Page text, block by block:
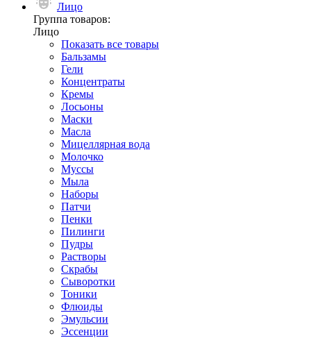
Лицо
Группа товаров:
Лицо
Показать все товары
Бальзамы
Гели
Концентраты
Кремы
Лосьоны
Маски
Масла
Мицеллярная вода
Молочко
Муссы
Мыла
Наборы
Патчи
Пенки
Пилинги
Пудры
Растворы
Скрабы
Сыворотки
Тоники
Флюиды
Эмульсии
Эссенции